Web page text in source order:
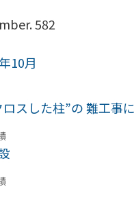
582
10月
スした柱”の 難工事